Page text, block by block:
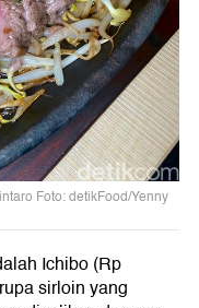
Foto: detikFood/Yenny
Ichibo (Rp
sirloin yang